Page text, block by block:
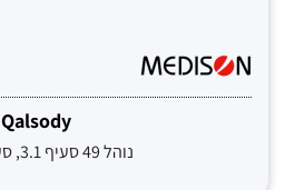
Qalsody
נוהל 49 סעיף 3.1, סעיף 3.2.3